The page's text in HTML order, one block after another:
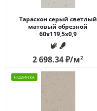
Тараскон серый светлый
матовый обрезной
60x119,5x0,9
2 698.34₽/м2
НОВИНКА